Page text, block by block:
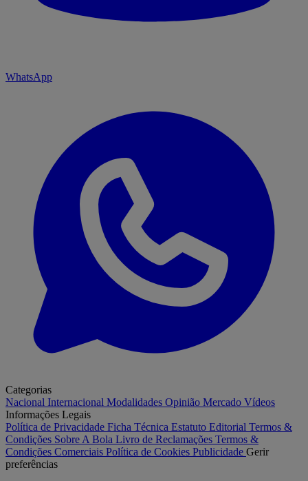
WhatsApp
Categorias
Nacional Internacional Modalidades Opinião Mercado Vídeos
Informações Legais
Política de Privacidade Ficha Técnica Estatuto Editorial Termos &
Condições Sobre A Bola Livro de Reclamações Termos &
Condições Comerciais Política de Cookies Publicidade Gerir
preferências